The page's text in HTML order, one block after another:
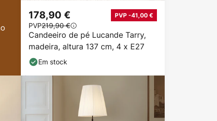
Candeeiro de pé Lucande Tarry,
madeira, altura 137 cm, 4 x E27
178,90 € PVP -41,00 €
PVP219,90 €
Em stock